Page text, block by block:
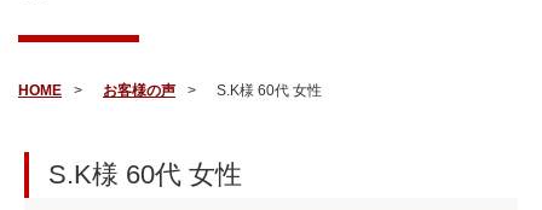
HOME お客様の声 S.K様 60代 女性
S.K様 60代 女性